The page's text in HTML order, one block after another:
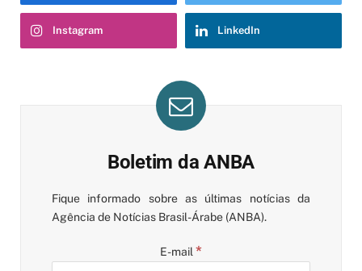
Instagram LinkedIn
Boletim da ANBA
Fique informado sobre as últimas notícias da
Agência de Notícias Brasil-Árabe (ANBA).
E-mail*